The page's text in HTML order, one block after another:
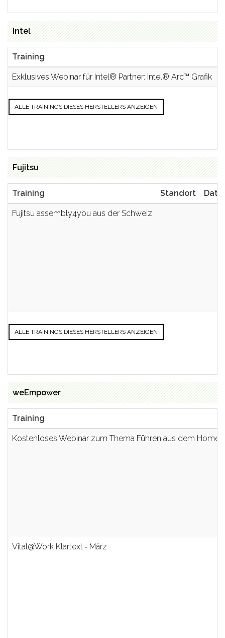
Intel
Training
Exklusives Webinar für Intel® Partner: Intel® Arc™ Grafik
ALLE TRAININGS DIESES HERSTELLERS ANZEIGEN
Fujitsu
Training Standort
Fujitsu assembly4you aus der Schweiz
ALLE TRAININGS DIESES HERSTELLERS ANZEIGEN
weEmpower
Training
Kostenloses Webinar zum Thema Führen aus dem
Vital@Work Klartext ‐ März